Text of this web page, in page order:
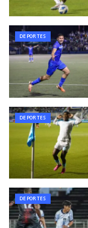
DEPORTES
DEPORTES
DEPORTES